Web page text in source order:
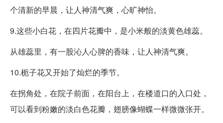
个清新的早晨，让人神清气爽，心旷神怡。
9.这些小白花，在四片花瓣中，是小米般的淡黄色雄蕊。
从雄蕊里，有一股沁人心脾的香味，让人神清气爽。
10.栀子花又开始了灿烂的季节。
在拐角处，在院子前面，在阳台上，在楼道口的入口处，
可以看到粉嫩的淡白色花瓣，翅膀像蝴蝶一样微微张开。